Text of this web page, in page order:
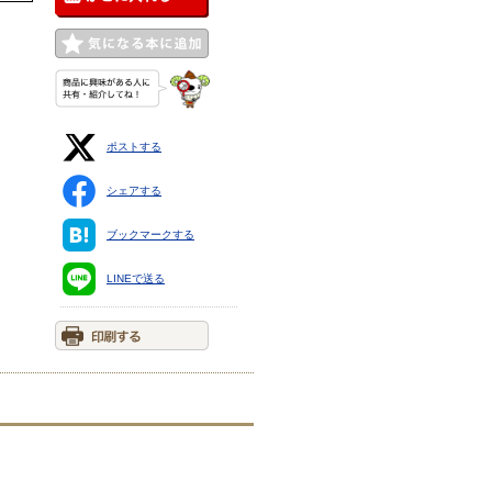
ポストする
シェアする
ブックマークする
LINEで送る